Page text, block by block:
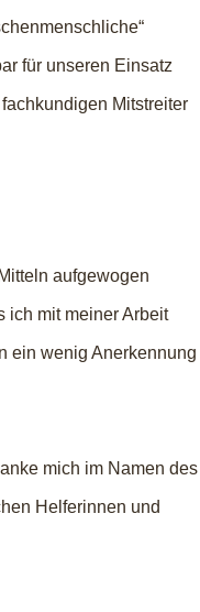
für unseren Einsatz
Mitstreiter
aufgewogen
ich mit meiner Arbeit
ein wenig Anerkennung
mich im Namen des
Helferinnen und